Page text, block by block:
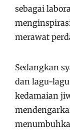
sebagai
merawat
Sedangkan
dan lagu-
kedamaian